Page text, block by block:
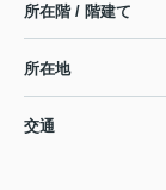
所在階 / 階建て
所在地
交通